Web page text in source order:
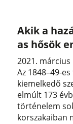
Akik a
as hősök
2021. március
Az 1848–49-
kiemelkedő
elmúlt 173
történelem
korszakaiban